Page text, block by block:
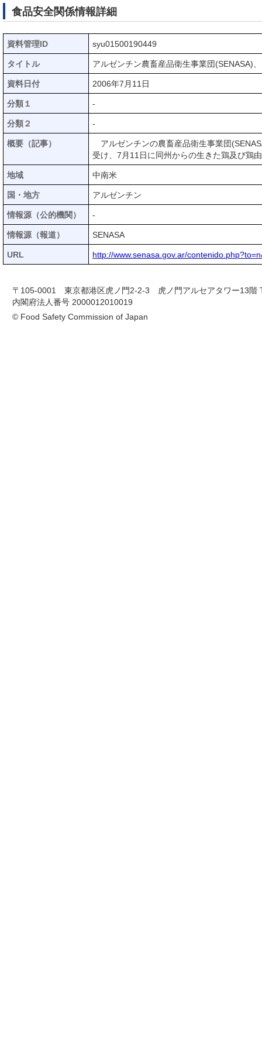
食品安全関係情報詳細
資料管理ID syu01500190449
タイトル アルゼンチン農畜産品衛生事業団(SENASA)
資料日付 2006年7月11日
分類１ -
分類２ -
概要（記事）
アルゼンチンの農畜産品衛生事業団
受け、7月11日に同州からの生きた鶏及び鶏
地域 中南米
国・地方 アルゼンチン
情報源（公的機関） -
情報源（報道） SENASA
URL http://www.senasa.gov.ar/
〒105-0001 東京都港区虎ノ門2-2-3 虎ノ門アルセアタワー13階
内閣府法人番号 2000012010019
© Food Safety Commission of Japan